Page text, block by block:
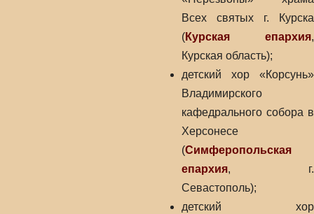
Всех святых г. Курска
(Курская епархия,
Курская область);
детский хор «Корсунь»
Владимирского
кафедрального собора в
Херсонесе
(Симферопольская
епархия, г.
Севастополь);
детский хор